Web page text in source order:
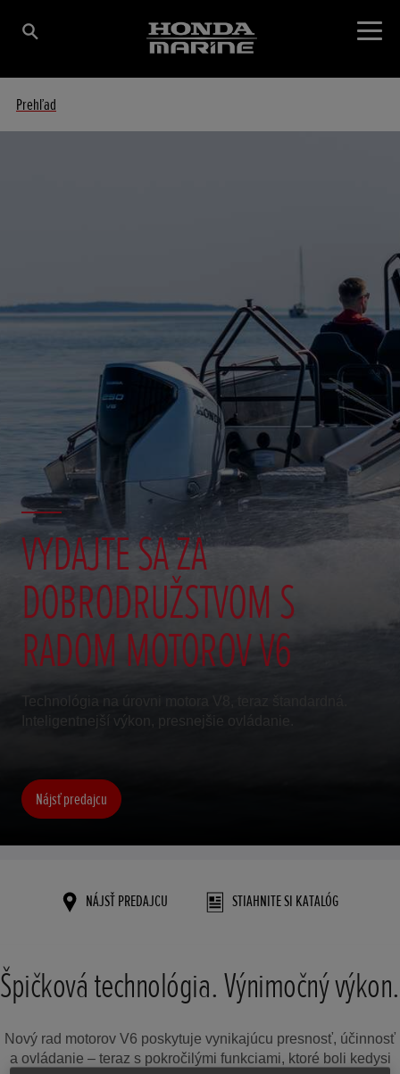
Prehľad
VYDAJTE SA ZA
DOBRODRUŽSTVOM S
RADOM MOTOROV V6
Technológia na úrovni motora V8, teraz štandardná.
Inteligentnejší výkon, presnejšie ovládanie.
Nájsť predajcu
NÁJSŤ PREDAJCU STIAHNITE SI KATALÓG
Špičková technológia. Výnimočný výkon.
Nový rad motorov V6 poskytuje vynikajúcu presnosť, účinnosť
a ovládanie – teraz s pokročilými funkciami, ktoré boli kedysi